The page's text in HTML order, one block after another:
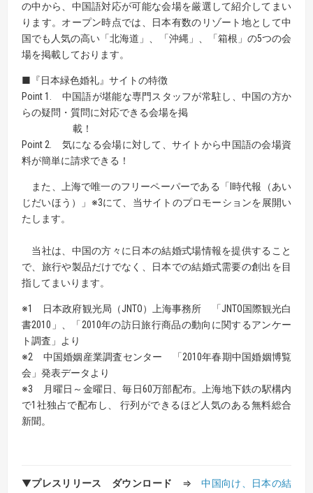
の中から、中国語対応が可能な会場を厳選して紹介してまい
ります。オープン時点では、日本有数のリゾート地として中
国でも人気の高い「北海道」、「沖縄」、「箱根」の5つの会
場を掲載しております。
■『日本緑色婚礼』サイトの特徴
Point 1. 中国語が堪能な専門スタッフが常駐し、中国の方か
らの疑問・質問に対応できる会場を掲
載！
Point 2. 気になる会場に対して、サイトから中国語の会場資
料が簡単に請求できる！
また、上海で唯一のフリーペーパーである「I時代報（あい
じだいほう）」※3にて、当サイトのプロモーションを展開い
たします。
当社は、中国の方々に日本の結婚式場情報を提供すること
で、旅行や製品だけでなく、日本での結婚式需要の創出を目
指してまいります。
※1 日本政府観光局（JNTO）上海事務所 「JNTO国際観光白
書2010」、「2010年の訪日旅行商品の動向に関するアンケー
ト調査」より
※2 中国婚姻産業調査センター 「2010年春期中国婚姻博覧
会」発表データより
※3 月曜日～金曜日、毎日60万部配布。上海地下鉄の駅構内
で1社独占で配布し、 行列ができるほど人気のある無料総合
新聞。
▼プレスリリース ダウンロード ⇒中国向け、日本の結